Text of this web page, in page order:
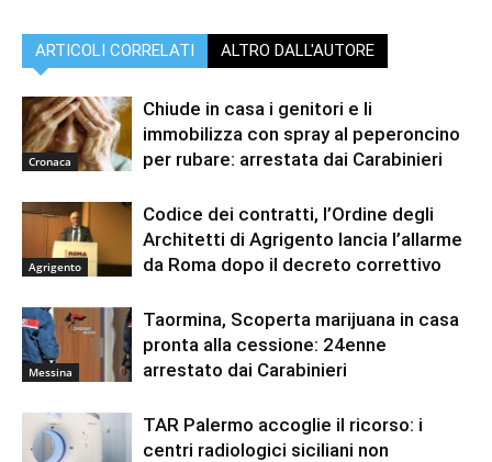
ARTICOLI CORRELATI ALTRO DALL'AUTORE
Cronaca
Chiude in casa i genitori e li
immobilizza con spray al peperoncino
per rubare: arrestata dai Carabinieri
Agrigento
Codice dei contratti, l’Ordine degli
Architetti di Agrigento lancia l’allarme
da Roma dopo il decreto correttivo
Messina
Taormina, Scoperta marijuana in casa
pronta alla cessione: 24enne
arrestato dai Carabinieri
TAR Palermo accoglie il ricorso: i
centri radiologici siciliani non